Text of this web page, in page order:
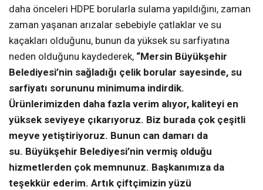
daha önceleri HDPE borularla sulama yapıldığını, zaman
zaman yaşanan arızalar sebebiyle çatlaklar ve su
kaçakları olduğunu, bunun da yüksek su sarfiyatına
neden olduğunu kaydederek, “Mersin Büyükşehir
Belediyesi’nin sağladığı çelik borular sayesinde, su
sarfiyatı sorununu minimuma indirdik.
Ürünlerimizden daha fazla verim alıyor, kaliteyi en
yüksek seviyeye çıkarıyoruz. Biz burada çok çeşitli
meyve yetiştiriyoruz. Bunun can damarı da
su. Büyükşehir Belediyesi’nin vermiş olduğu
hizmetlerden çok memnunuz. Başkanımıza da
teşekkür ederim. Artık çiftçimizin yüzü